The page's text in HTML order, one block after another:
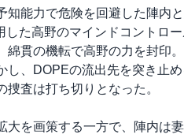
能力で危険を回避した陣内と
た高野のマインドコントロ
貫の機転で高野の力を封印
、DOPEの流出先を突き止
査は打ち切りとなった。
を画策する一方で、陣内は